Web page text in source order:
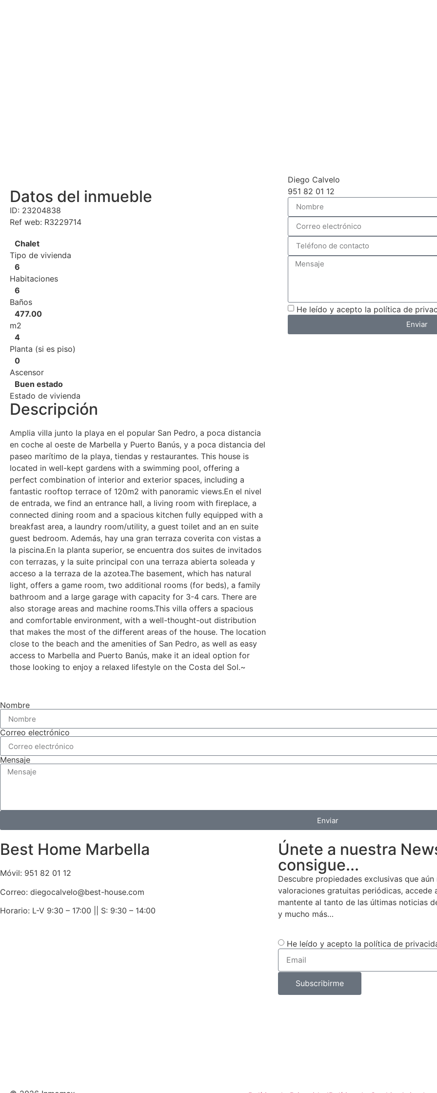
Datos del inmueble
ID: 23204838
Ref web: R3229714
Chalet
Tipo de vivienda
6
Habitaciones
6
Baños
477.00
m2
4
Planta (si es piso)
0
Ascensor
Buen estado
Estado de vivienda
Descripción
Amplia villa junto la playa en el popular San Pedro, a poca distancia
en coche al oeste de Marbella y Puerto Banús, y a poca distancia del
paseo marítimo de la playa, tiendas y restaurantes. This house is
located in well-kept gardens with a swimming pool, offering a
perfect combination of interior and exterior spaces, including a
fantastic rooftop terrace of 120m2 with panoramic views.En el nivel
de entrada, we find an entrance hall, a living room with fireplace, a
connected dining room and a spacious kitchen fully equipped with a
breakfast area, a laundry room/utility, a guest toilet and an en suite
guest bedroom. Además, hay una gran terraza coverita con vistas a
la piscina.En la planta superior, se encuentra dos suites de invitados
con terrazas, y la suite principal con una terraza abierta soleada y
acceso a la terraza de la azotea.The basement, which has natural
light, offers a game room, two additional rooms (for beds), a family
bathroom and a large garage with capacity for 3-4 cars. There are
also storage areas and machine rooms.This villa offers a spacious
and comfortable environment, with a well-thought-out distribution
that makes the most of the different areas of the house. The location
close to the beach and the amenities of San Pedro, as well as easy
access to Marbella and Puerto Banús, make it an ideal option for
those looking to enjoy a relaxed lifestyle on the Costa del Sol.~
Diego Calvelo
951 82 01 12
He leído y acepto la política de
Enviar
Nombre
Correo electrónico
Mensaje
Enviar
Best Home Marbella
Móvil: 951 82 01 12
Correo: diegocalvelo@best-house.com
Horario: L-V 9:30 – 17:00 || S: 9:30 – 14:00
Únete a nuestra
consigue...
Descubre propiedades exclusivas que
valoraciones gratuitas periódicas, accede
mantente al tanto de las últimas noticias
y mucho más…
He leído y acepto la política de
Subscribirme